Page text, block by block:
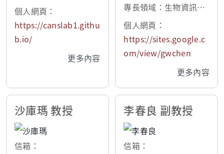
腦建模與模擬、社會現
象電腦建模與模擬、傳
染病傳播動態電腦模擬
個人網頁：
https://canslab1.githu
b.io/
更多內容
太力學暨工程科學博士
專長領域：生物資訊、
資料庫設計及應用、數
值模擬及分析
個人網頁：
https://sites.google.c
om/view/gwchen
更多內容
沙庫瑪 教授
信箱：
李春良 副教授
信箱：